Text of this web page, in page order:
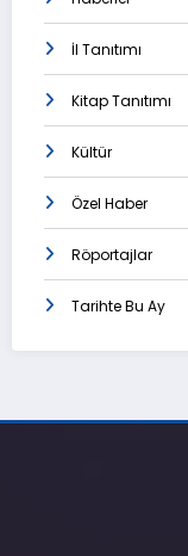
İl Tanıtımı
Kitap Tanıtımı
Kültür
Özel Haber
Röportajlar
Tarihte Bu Ay